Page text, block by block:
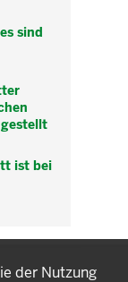
sind
ist bei
der Nutzung